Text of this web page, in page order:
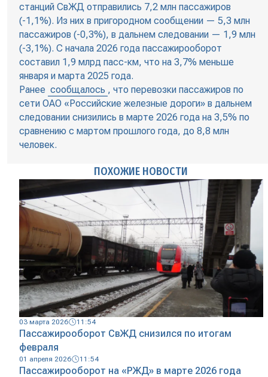
станций СвЖД отправились 7,2 млн пассажиров
(-1,1%). Из них в пригородном сообщении — 5,3 млн
пассажиров (-0,3%), в дальнем следовании — 1,9 млн
(-3,1%). С начала 2026 года пассажирооборот
составил 1,9 млрд пасс-км, что на 3,7% меньше
января и марта 2025 года.
Ранее сообщалось , что перевозки пассажиров по
сети ОАО «Российские железные дороги» в дальнем
следовании снизились в марте 2026 года на 3,5% по
сравнению с мартом прошлого года, до 8,8 млн
человек.
ПОХОЖИЕ НОВОСТИ
03 марта 2026 11:54
Пассажирооборот СвЖД снизился по итогам
февраля
01 апреля 2026 11:54
Пассажирооборот на «РЖД» в марте 2026 года